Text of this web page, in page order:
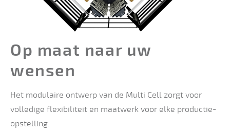
Op maat naar uw
wensen
Het modulaire ontwerp van de Multi Cell zorgt voor
volledige flexibiliteit en maatwerk voor elke productie-
opstelling.